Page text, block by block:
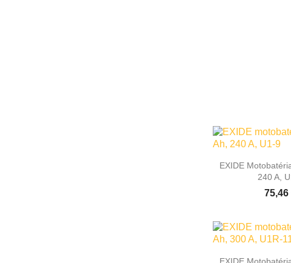
 Rýchly
EXIDE
240 A,
75,46
 Rýchly
EXIDE